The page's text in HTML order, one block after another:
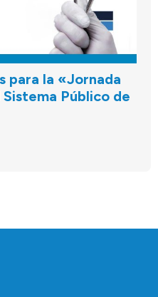
para la «Jornada
Público de